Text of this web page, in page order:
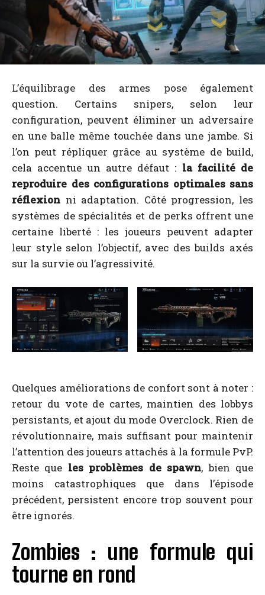
L’équilibrage des armes pose également
question. Certains snipers, selon leur
configuration, peuvent éliminer un adversaire
en une balle même touchée dans une jambe. Si
l’on peut répliquer grâce au système de build,
cela accentue un autre défaut : la facilité de
reproduire des configurations optimales sans
réflexion ni adaptation. Côté progression, les
systèmes de spécialités et de perks offrent une
certaine liberté : les joueurs peuvent adapter
leur style selon l’objectif, avec des builds axés
sur la survie ou l’agressivité.
Quelques améliorations de confort sont à noter :
retour du vote de cartes, maintien des lobbys
persistants, et ajout du mode Overclock. Rien de
révolutionnaire, mais suffisant pour maintenir
l’attention des joueurs attachés à la formule PvP.
Reste que les problèmes de spawn, bien que
moins catastrophiques que dans l’épisode
précédent, persistent encore trop souvent pour
être ignorés.
Zombies : une formule qui
tourne en rond